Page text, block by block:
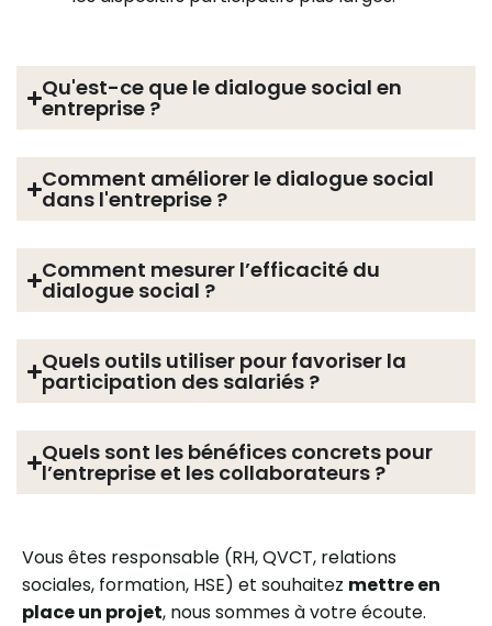
Qu'est-ce que le dialogue social en
entreprise ?
Comment améliorer le dialogue social
dans l'entreprise ?
Comment mesurer l’efficacité du
dialogue social ?
Quels outils utiliser pour favoriser la
participation des salariés ?
Quels sont les bénéfices concrets pour
l’entreprise et les collaborateurs ?
Vous êtes responsable (RH, QVCT, relations
sociales, formation, HSE) et souhaitez mettre en
place un projet, nous sommes à votre écoute.